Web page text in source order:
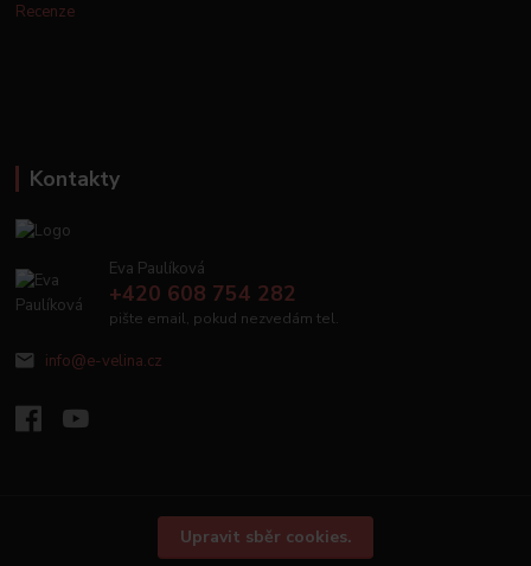
Recenze
Kontakty
Eva Paulíková
+420 608 754 282
pište email, pokud nezvedám tel.
info@e-velina.cz
Upravit sběr cookies.